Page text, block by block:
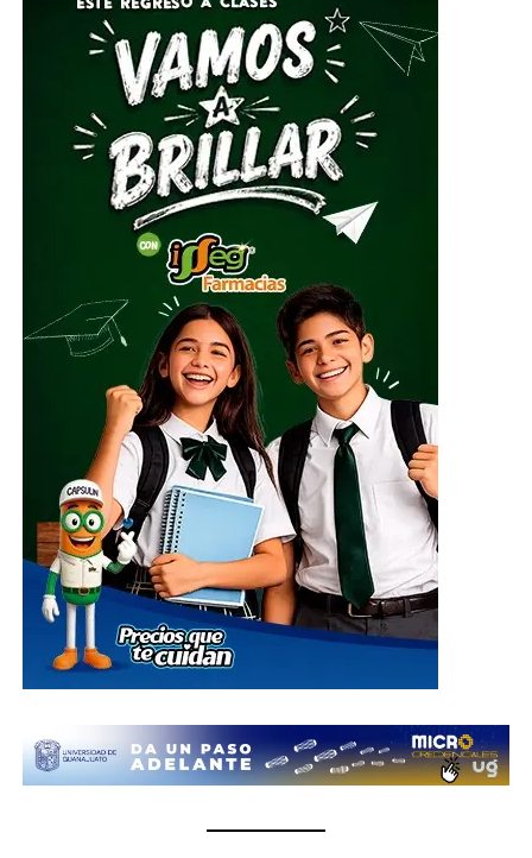
Por su parte, el Director General del Sistema DIF Estatal
Guanajuato, José Alfonso Borja Pimentel, explicó que se
estarán recibiendo alimentos no perecederos, artículos
de higiene personal, insumos de limpieza y
herramientas, mismos que serán clasificados y
embalados para su posterior entrega al Sistema
Nacional DIF, instancia encargada de coordinar el envío
del apoyo humanitario.
ADVERTISEMENT
El centro de acopio principal estará ubicado en el
Parque Guanajuato Bicentenario, localizado en la
carretera de cuota kilómetro 3.8, comunidad Los
Rodríguez, en el municipio de Silao; además de las
oficinas del Sistema DIF Estatal Guanajuato ubicadas en
Paseo de la Presa # 89-A, Zona Centro, en la ciudad de
Guanajuato; así como en las instalaciones de los 46
Sistemas DIF Municipales del estado, donde las
donaciones podrán entregarse del 1 al 10 de julio, en un
¿Qué se puede donar?